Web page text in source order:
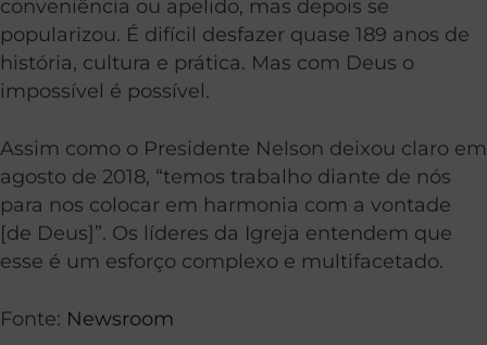
conveniência ou apelido, mas depois se
popularizou. É difícil desfazer quase 189 anos de
história, cultura e prática. Mas com Deus o
impossível é possível.
Assim como o Presidente Nelson deixou claro em
agosto de 2018, “temos trabalho diante de nós
para nos colocar em harmonia com a vontade
[de Deus]”. Os líderes da Igreja entendem que
esse é um esforço complexo e multifacetado.
Fonte: Newsroom